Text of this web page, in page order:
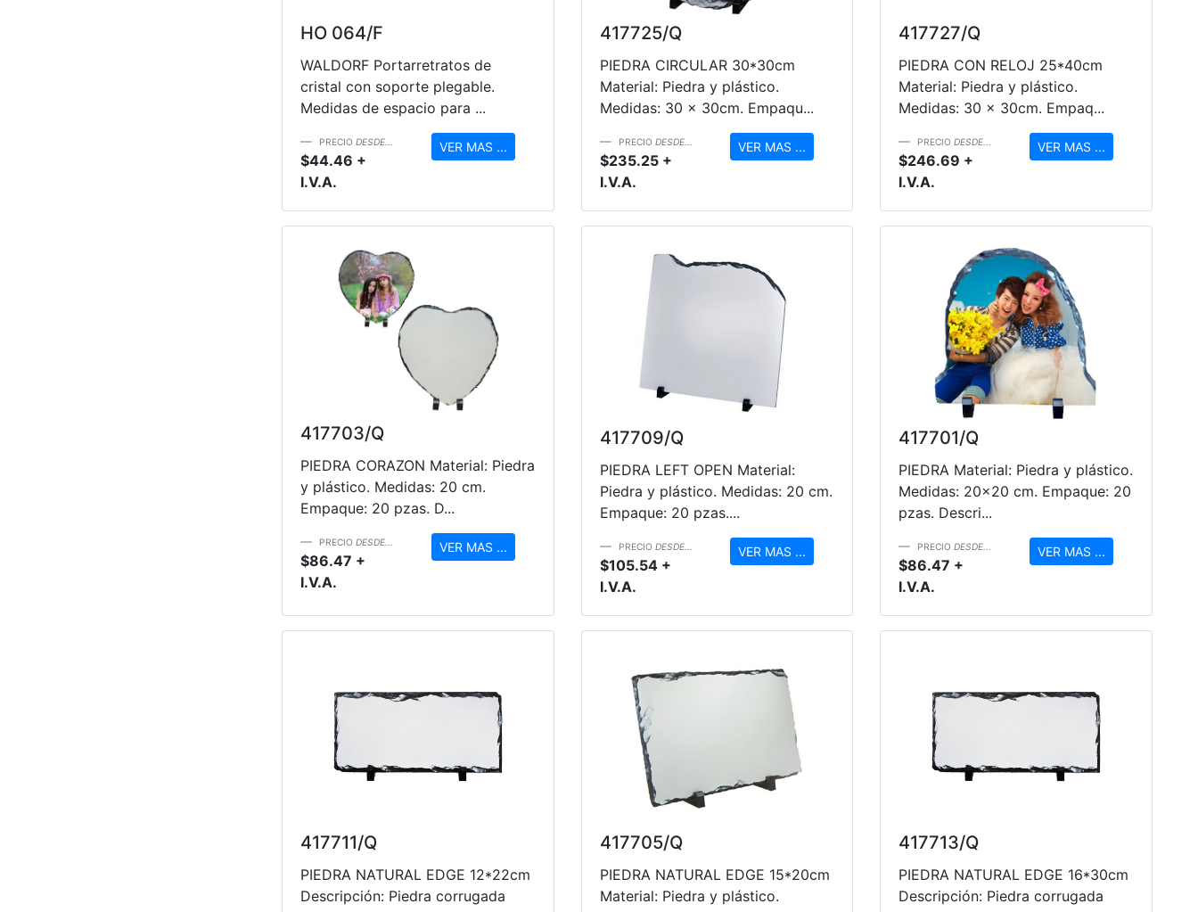
HO 064/F
WALDORF Portarretratos de
cristal con soporte plegable.
Medidas de espacio para ...
PRECIO DESDE...
$44.46 +
I.V.A.
VER MAS ...
417725/Q
PIEDRA CIRCULAR 30*30cm
Material: Piedra y plástico.
Medidas: 30 x 30cm. Empaqu...
PRECIO DESDE...
$235.25 +
I.V.A.
VER MAS ...
417727/Q
PIEDRA CON RELOJ 25*40cm
Material: Piedra y plástico.
Medidas: 30 x 30cm. Empaq...
PRECIO DESDE...
$246.69 +
I.V.A.
VER MAS ...
417703/Q
PIEDRA CORAZON Material: Piedra
y plástico. Medidas: 20 cm.
Empaque: 20 pzas. D...
PRECIO DESDE...
$86.47 +
I.V.A.
VER MAS ...
417709/Q
PIEDRA LEFT OPEN Material:
Piedra y plástico. Medidas: 20 cm.
Empaque: 20 pzas....
PRECIO DESDE...
$105.54 +
I.V.A.
VER MAS ...
417701/Q
PIEDRA Material: Piedra y plástico.
Medidas: 20x20 cm. Empaque: 20
pzas. Descri...
PRECIO DESDE...
$86.47 +
I.V.A.
VER MAS ...
417711/Q
PIEDRA NATURAL EDGE 12*22cm
Descripción: Piedra corrugada
417705/Q
PIEDRA NATURAL EDGE 15*20cm
Material: Piedra y plástico.
417713/Q
PIEDRA NATURAL EDGE 16*30cm
Descripción: Piedra corrugada